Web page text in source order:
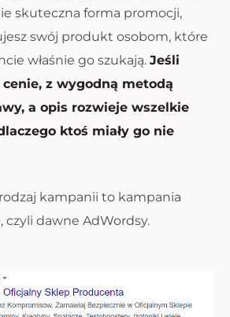
skuteczna forma promocji,
swój produkt osobom, które
właśnie go szukają. Jeśli
z wygodną metodą
a opis rozwieje wszelkie
ktoś miały go nie
kampanii to kampania
czyli dawne AdWordsy.